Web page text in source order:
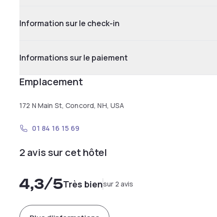
Information sur le check-in
Informations sur le paiement
Emplacement
172 N Main St, Concord, NH, USA
01 84 16 15 69
2 avis sur cet hôtel
4,3/5Très biensur 2 avis